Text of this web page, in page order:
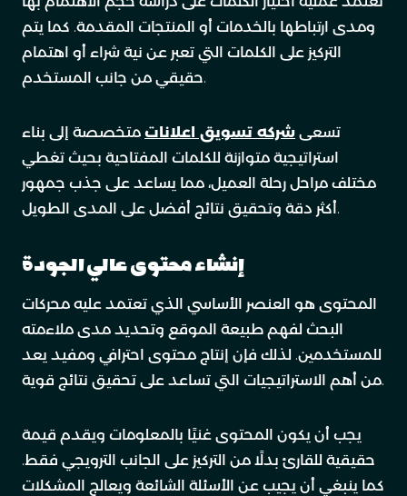
ومدى ارتباطها بالخدمات أو المنتجات المقدمة. كما يتم
التركيز على الكلمات التي تعبر عن نية شراء أو اهتمام
حقيقي من جانب المستخدم.
تسعى شركه تسويق اعلانات متخصصة إلى بناء
استراتيجية متوازنة للكلمات المفتاحية بحيث تغطي
مختلف مراحل رحلة العميل، مما يساعد على جذب جمهور
أكثر دقة وتحقيق نتائج أفضل على المدى الطويل.
إنشاء محتوى عالي الجودة
المحتوى هو العنصر الأساسي الذي تعتمد عليه محركات
البحث لفهم طبيعة الموقع وتحديد مدى ملاءمته
للمستخدمين. لذلك فإن إنتاج محتوى احترافي ومفيد يعد
من أهم الاستراتيجيات التي تساعد على تحقيق نتائج قوية.
يجب أن يكون المحتوى غنيًا بالمعلومات ويقدم قيمة
حقيقية للقارئ بدلًا من التركيز على الجانب الترويجي فقط.
كما ينبغي أن يجيب عن الأسئلة الشائعة ويعالج المشكلات